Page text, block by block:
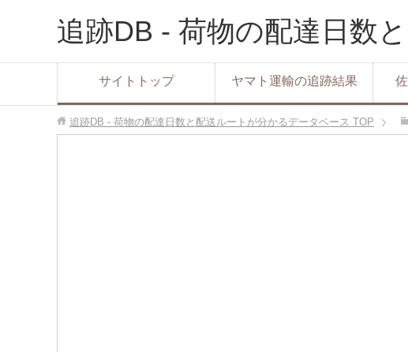
追跡DB - 荷物の配達日数
サイトトップ ヤマト運輸の追跡結果
追跡DB - 荷物の配達日数と配送ルートが分かるデータベース TOP